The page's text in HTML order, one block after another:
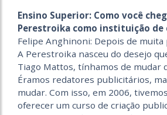
Ensino Superior: Como você
Perestroika como instituição de
Felipe Anghinoni: Depois de muita
A Perestroika nasceu do desejo
Tiago Mattos, tínhamos de mudar
Éramos redatores publicitários,
mudar. Com isso, em 2006,
oferecer um curso de criação